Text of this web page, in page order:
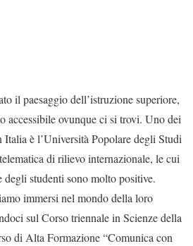
il paesaggio dell’istruzione superiore,
accessibile ovunque ci si trovi. Uno dei
Italia è l’Università Popolare degli Studi
di rilievo internazionale, le cui
degli studenti sono molto positive.
immersi nel mondo della loro
sul Corso triennale in Scienze della
di Alta Formazione “Comunica con